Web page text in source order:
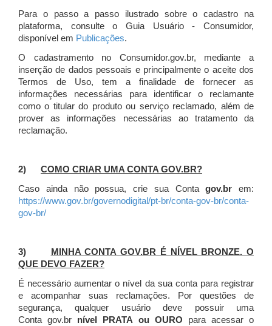
Para o passo a passo ilustrado sobre o cadastro na
plataforma, consulte o Guia Usuário - Consumidor,
disponível em Publicações.
O cadastramento no Consumidor.gov.br, mediante a
inserção de dados pessoais e principalmente o aceite dos
Termos de Uso, tem a finalidade de fornecer as
informações necessárias para identificar o reclamante
como o titular do produto ou serviço reclamado, além de
prover as informações necessárias ao tratamento da
reclamação.
2) COMO CRIAR UMA CONTA GOV.BR?
Caso ainda não possua, crie sua Contagov.br em:
https://www.gov.br/governodigital/pt-br/conta-gov-br/conta-
gov-br/
3)
MINHA CONTA GOV.BR É NÍVEL BRONZE. O
QUE DEVO FAZER?
É necessário aumentar o nível da sua conta para registrar
e acompanhar suas reclamações. Por questões de
segurança, qualquer usuário deve possuir uma
Conta gov.br nível PRATA ou OURO para acessar o